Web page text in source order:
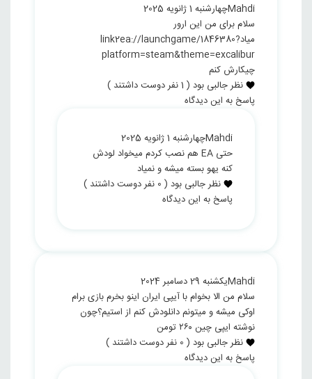
Mahdiچهارشنبه 1 ژانویه 2025
سلام برای من این ارور
میاد‏link2ea://launchgame/1846380?
platform=steam&theme=excalibur‏
چیکارش کنم
نظر جالبی بود (
1نفر دوست داشتند )
پاسخ به این دیدگاه
Mahdiچهارشنبه 1 ژانویه 2025
حتی EA هم نصب کردم میخواد لودش
کنه یهو بسته میشه و نمیاد
نظر جالبی بود (
0 نفر دوست داشتند )
پاسخ به این دیدگاه
Mahdiیکشنبه 29 دسامبر 2024
سلام من الا بخوام با آیپی ایران اینو بخرم بازی برام
اوکی میشه و میتونم دانلودش کنم از استیم؟چون
نوشته ایپی چین ۲۶۰ تومن
نظر جالبی بود (
0 نفر دوست داشتند )
پاسخ به این دیدگاه